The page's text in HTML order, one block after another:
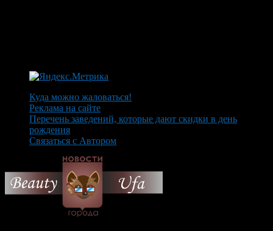
Куда можно жаловаться!
Реклама на сайте
Перечень заведений, которые дают скидки в день
рождения
Связаться с Автором